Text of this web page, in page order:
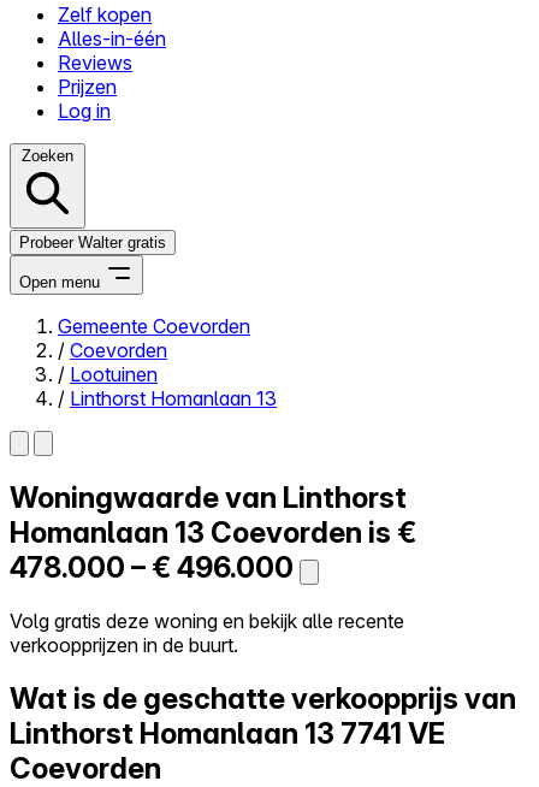
Zelf kopen
Alles-in-één
Reviews
Prijzen
Log in
Zoeken
Probeer Walter gratis
Open menu
Close menu
Zelf kopen
Alles-in-één
Reviews
Prijzen
Log in
Probeer Walter gratis
Gemeente Coevorden
/ Coevorden
/ Lootuinen
/ Linthorst Homanlaan 13
Woningwaarde van Linthorst
Homanlaan 13 Coevorden is €
478.000 – € 496.000
Volg gratis deze woning en bekijk alle recente
verkoopprijzen in de buurt.
Wat is de geschatte verkoopprijs van
Linthorst Homanlaan 13 7741 VE
Coevorden